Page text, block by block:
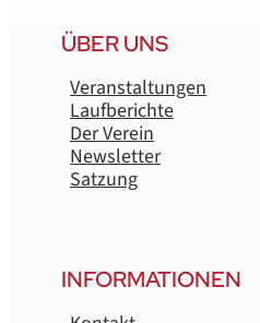
ÜBER UNS
Veranstaltungen
Laufberichte
Der Verein
Newsletter
Satzung
INFORMATIONEN